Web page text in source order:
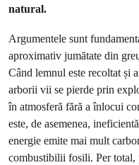
natural.
Argumentele sunt
aproximativ jumătate din
Când lemnul este recoltat și
arborii vii se pierde prin
în atmosferă fără a înlocui
este, de asemenea,
energie emite mai mult
combustibilii fosili. Per total,